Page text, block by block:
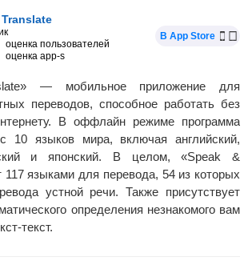
оценка пользователей
оценка app-s
В App Store
— мобильное приложение для
переводов, способное работать без
В оффлайн режиме программа
10 языков мира, включая английский,
и японский. В целом, «Speak &
117 языками для перевода, 54 из которых
устной речи. Также присутствует
определения незнакомого вам
текст.